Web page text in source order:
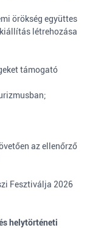
örökség együttes
létrehozása
támogató
az ellenőrző
Fesztiválja 2026
helytörténeti